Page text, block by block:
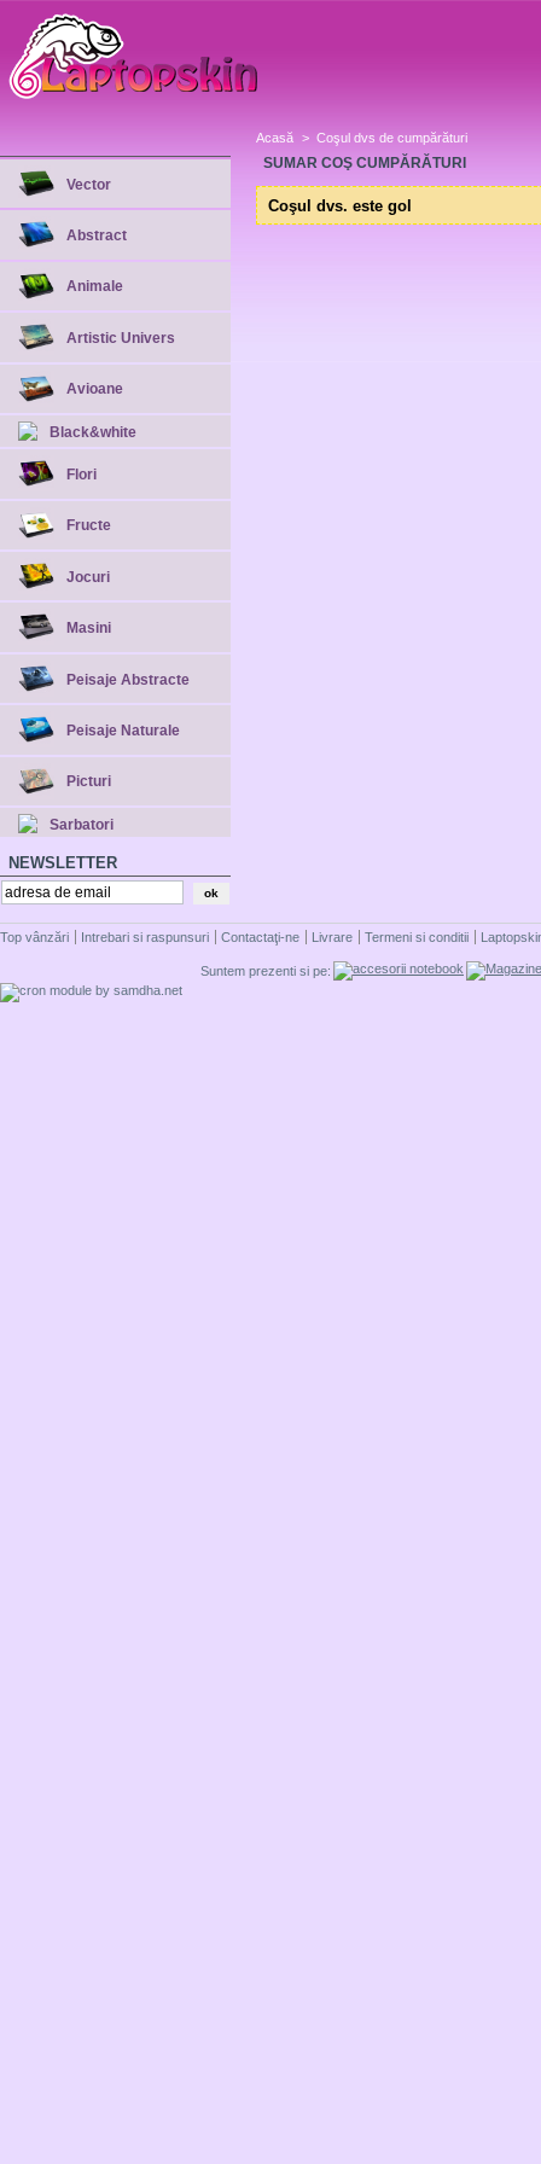
Vector
Abstract
Animale
Artistic Univers
Avioane
Black&white
Flori
Fructe
Jocuri
Masini
Peisaje Abstracte
Peisaje Naturale
Picturi
Sarbatori
NEWSLETTER
Acasă > Coşul dvs de cumpărături
SUMAR COŞ CUMPĂRĂTURI
Coşul dvs. este gol
Top vânzări Intrebari si raspunsuri Contactaţi-ne Livrare Termeni si conditii
Suntem prezenti si pe: